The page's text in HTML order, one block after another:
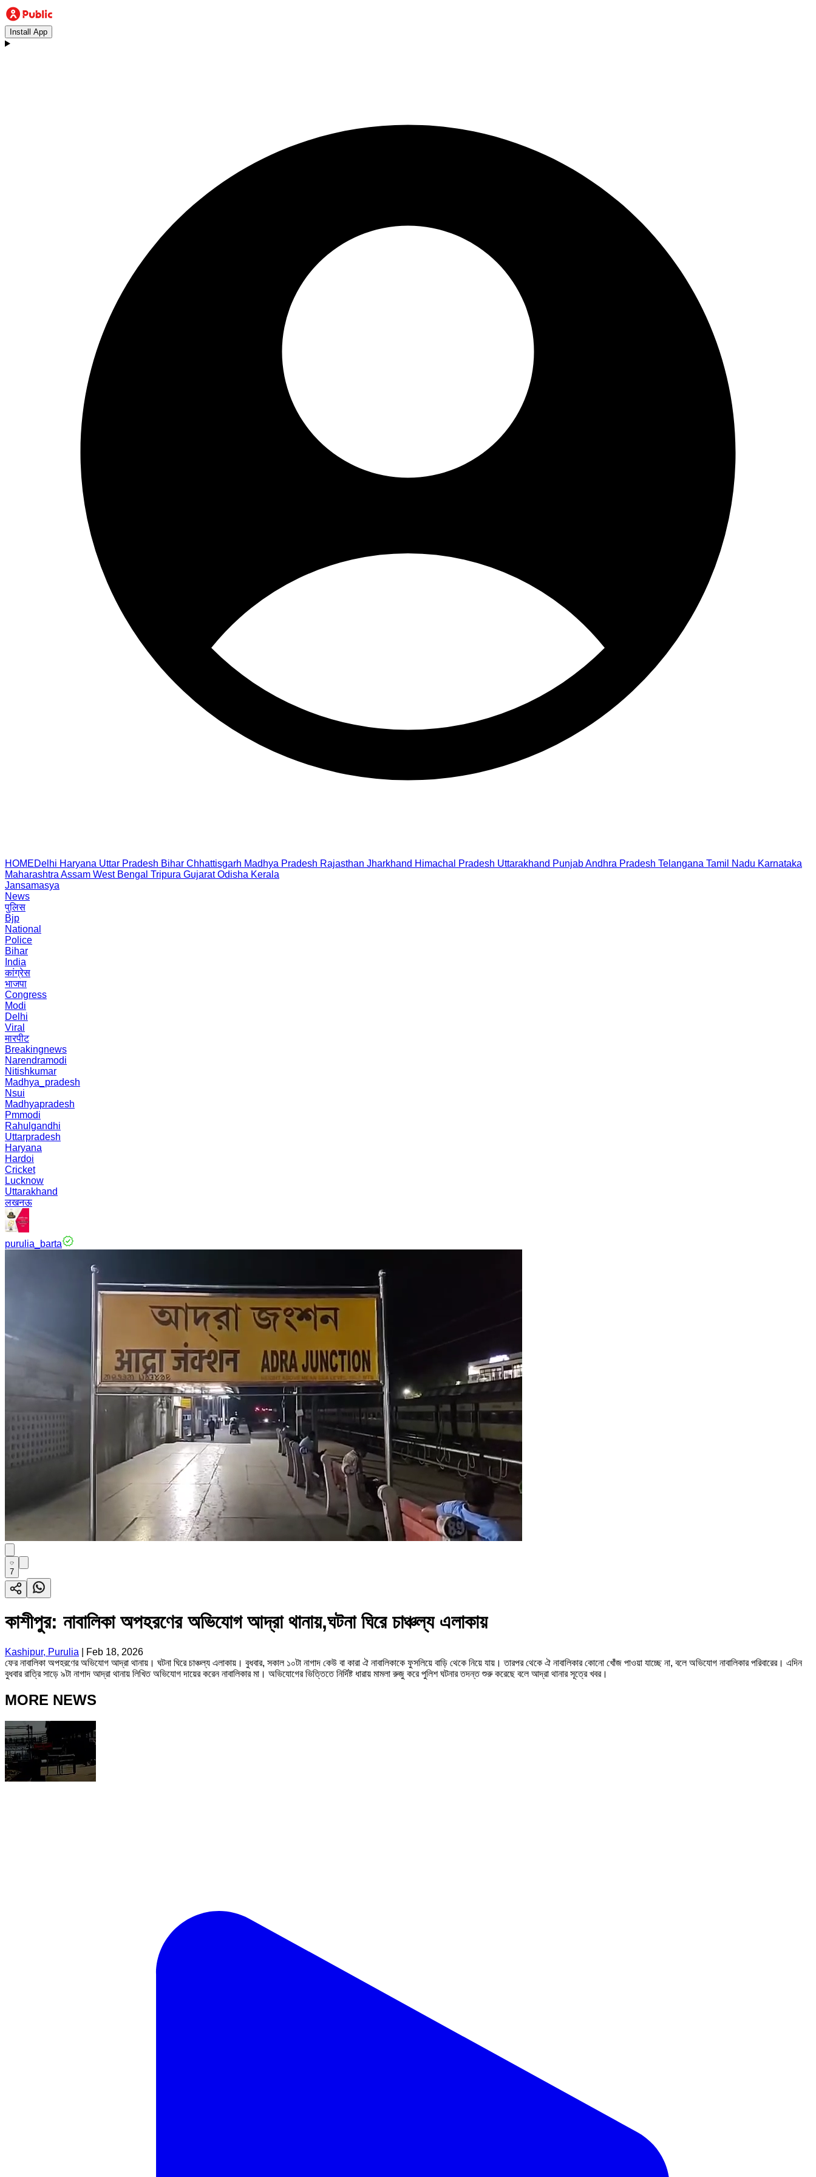
Install App
HOMEDelhi Haryana Uttar Pradesh Bihar Chhattisgarh Madhya Pradesh Rajasthan Jharkhand Himachal Pradesh Uttarakhand PunjabAndhra Pradesh Telangana Tamil Nadu Karnataka
Maharashtra Assam West Bengal Tripura Gujarat Odisha Kerala
Jansamasya
News
पुलिस
Bjp
National
Police
Bihar
India
कांग्रेस
भाजपा
Congress
Modi
Delhi
Viral
मारपीट
Breakingnews
Narendramodi
Nitishkumar
Madhya_pradesh
Nsui
Madhyapradesh
Pmmodi
Rahulgandhi
Uttarpradesh
Haryana
Hardoi
Cricket
Lucknow
Uttarakhand
लखनऊ
purulia_barta
7
কাশীপুর: নাবালিকা অপহরণের অভিযোগ আদ্রা থানায়,ঘটনা ঘিরে চাঞ্চল্য এলাকায়
Kashipur, Purulia
Feb 18, 2026
ফের নাবালিকা অপহরণের অভিযোগ আদ্রা থানায়। ঘটনা ঘিরে চাঞ্চল্য এলাকায়। বুধবার, সকাল ১০টা নাগাদ কেউ বা কারা ঐ নাবালিকাকে ফুসলিয়ে বাড়ি থেকে নিয়ে যায়। তারপর থেকে ঐ নাবালিকার কোনো খোঁজ পাওয়া যাচ্ছে না, বলে অভিযোগ নাবালিকার পরিবারের। এদিন
বুধবার রাত্রি সাড়ে ৯টা নাগাদ আদ্রা থানায় লিখিত অভিযোগ দায়ের করেন নাবালিকার মা। অভিযোগের ভিত্তিতে নির্দিষ্ট ধারায় মামলা রুজু করে পুলিশ ঘটনার তদন্ত শুরু করেছে বলে আদ্রা থানার সূত্রে খবর।
MORE NEWS